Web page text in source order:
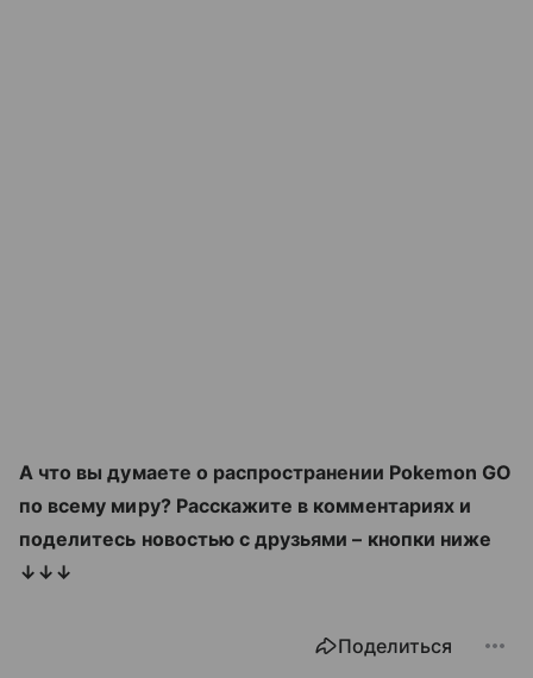
А что вы думаете о распространении Pokemon GO
по всему миру? Расскажите в комментариях и
поделитесь новостью с друзьями – кнопки ниже
↓↓↓
Поделиться